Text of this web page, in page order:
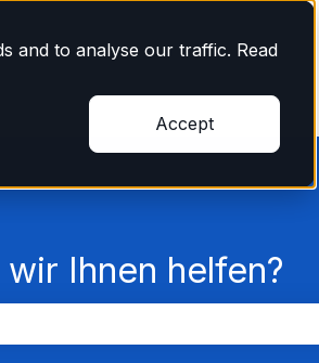
and to analyse our traffic. Read
Accept
Ihnen helfen?